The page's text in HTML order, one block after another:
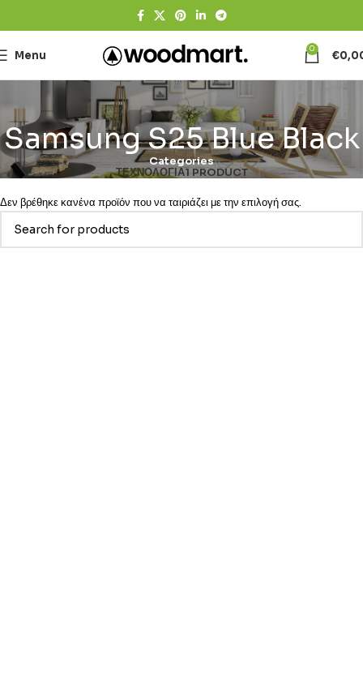
Menu 0 €
Samsung S25 Blue Black
Categories
ΤΕΧΝΟΛΟΓΊΑ1 PRODUCT
Δεν βρέθηκε κανένα προϊόν που να ταιριάζει με την επιλογή σας.